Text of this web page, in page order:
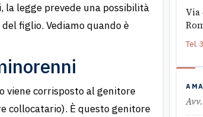
la legge prevede una possibilità
figlio. Vediamo quando è
viene corrisposto al genitore
collocatario). È questo genitore
Via
Tel.